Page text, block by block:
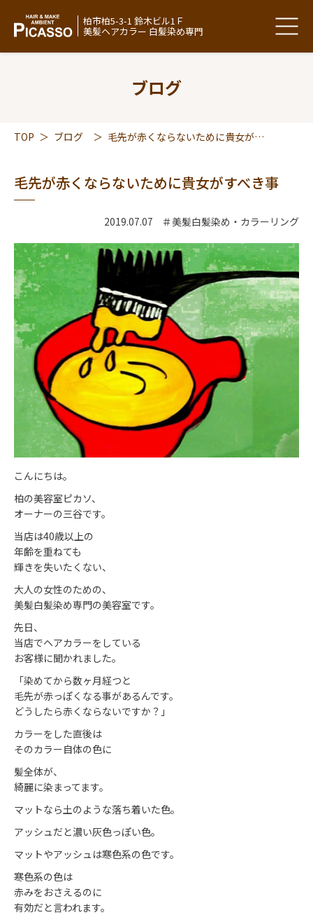
柏市柏5-3-1 鈴木ビル1Ｆ
美髪ヘアカラー 白髪染め専門
ブログ
TOP ＞ ブログ ＞ 毛先が赤くならないために貴女がすべき事
毛先が赤くならないために貴女がすべき事
2019.07.07 ＃美髪白髪染め・カラーリング
こんにちは。
柏の美容室ピカソ、
オーナーの三谷です。
当店は40歳以上の
年齢を重ねても
輝きを失いたくない、
大人の女性のための、
美髪白髪染め専門の美容室です。
先日、
当店でヘアカラーをしている
お客様に聞かれました。
「染めてから数ヶ月経つと
毛先が赤っぽくなる事があるんです。
どうしたら赤くならないですか？」
カラーをした直後は
そのカラー自体の色に
髪全体が、
綺麗に染まってます。
マットなら土のような落ち着いた色。
アッシュだと濃い灰色っぽい色。
マットやアッシュは寒色系の色です。
寒色系の色は
赤みをおさえるのに
有効だと言われます。